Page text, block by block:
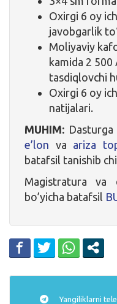
Oxirgi 6 oy
javobgarlik
Moliyaviy
kamida 2
tasdiqlovchi
Oxirgi 6 oy
natijalari.
MUHIM:
e’lon va ariza
batafsil tanishib
Magistratura va
bo’yicha batafsil
Yangiliklarni